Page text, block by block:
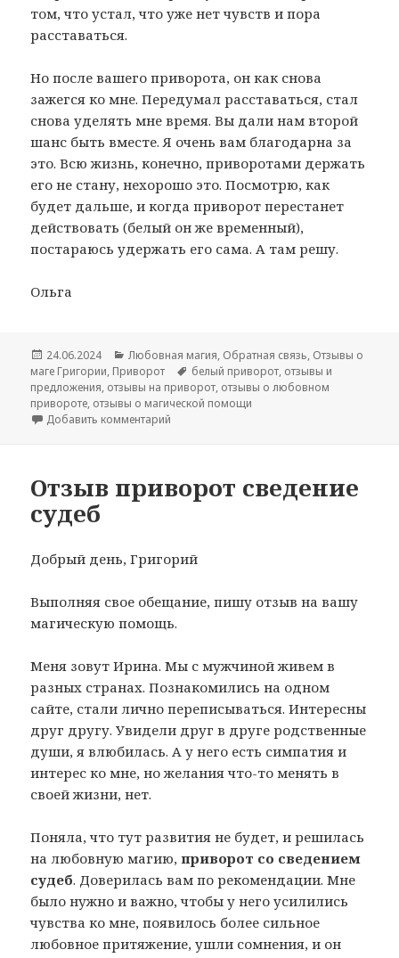
том, что устал, что уже нет чувств и пора
расставаться.
Но после вашего приворота, он как снова
зажегся ко мне. Передумал расставаться, стал
снова уделять мне время. Вы дали нам второй
шанс быть вместе. Я очень вам благодарна за
это. Всю жизнь, конечно, приворотами держать
его не стану, нехорошо это. Посмотрю, как
будет дальше, и когда приворот перестанет
действовать (белый он же временный),
постараюсь удержать его сама. А там решу.
Ольга
Опубликовано
24.06.2024 Рубрики
Любовная магия, Обратная связь, Отзывы о
маге Григории, Приворот Метки
белый приворот, отзывы и
предложения, отзывы на приворот, отзывы о любовном
привороте, отзывы о магической помощи
Добавить комментарий
Отзыв приворот сведение
судеб
Добрый день, Григорий
Выполняя свое обещание, пишу отзыв на вашу
магическую помощь.
Меня зовут Ирина. Мы с мужчиной живем в
разных странах. Познакомились на одном
сайте, стали лично переписываться. Интересны
друг другу. Увидели друг в друге родственные
души, я влюбилась. А у него есть симпатия и
интерес ко мне, но желания что-то менять в
своей жизни, нет.
Поняла, что тут развития не будет, и решилась
на любовную магию,приворот со сведением
судеб. Доверилась вам по рекомендации. Мне
было нужно и важно, чтобы у него усилились
чувства ко мне, появилось более сильное
любовное притяжение, ушли сомнения, и он